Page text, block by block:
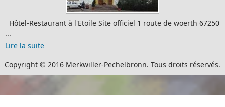
Hôtel-Restaurant à l'Etoile Site officiel 1 route de woerth 67250
...
Lire la suite
Copyright © 2016 Merkwiller-Pechelbronn. Tous droits réservés.